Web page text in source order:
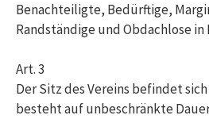
Benachteiligte, Bedürftige,
Randständige und Obdachlose in
Art. 3
Der Sitz des Vereins befindet
besteht auf unbeschränkte